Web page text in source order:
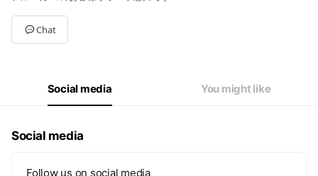
Chat
Social media You might like
Social media
Follow us on social media